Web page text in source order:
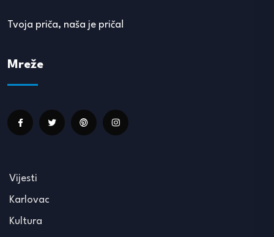
Tvoja priča, naša je priča!
Mreže
Vijesti
Karlovac
Kultura